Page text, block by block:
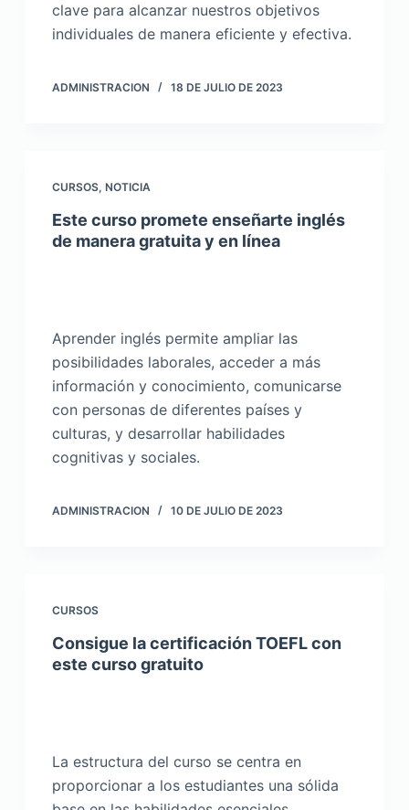
clave para alcanzar nuestros objetivos
individuales de manera eficiente y efectiva.
ADMINISTRACION 18 DE JULIO DE 2023
CURSOS, NOTICIA
Este curso promete enseñarte inglés
de manera gratuita y en línea
Aprender inglés permite ampliar las
posibilidades laborales, acceder a más
información y conocimiento, comunicarse
con personas de diferentes países y
culturas, y desarrollar habilidades
cognitivas y sociales.
ADMINISTRACION 10 DE JULIO DE 2023
CURSOS
Consigue la certificación TOEFL con
este curso gratuito
La estructura del curso se centra en
proporcionar a los estudiantes una sólida